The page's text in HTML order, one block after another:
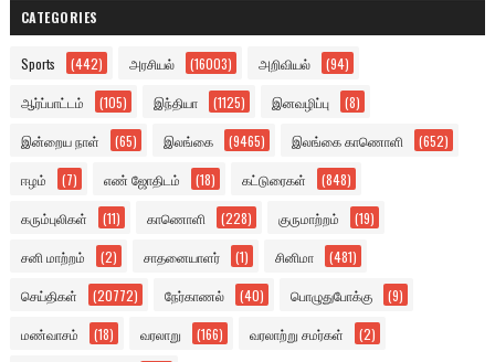
CATEGORIES
Sports (442) அரசியல் (16003) அறிவியல் (94)
ஆர்ப்பாட்டம் (105) இந்தியா (1125) இனவழிப்பு (8)
இன்றைய நாள் (65) இலங்கை (9465) இலங்கை காணொளி (652)
ஈழம் (7) எண் ஜோதிடம் (18) கட்டுரைகள் (848)
கரும்புலிகள் (11) காணொளி (228) குருமாற்றம் (19)
சனி மாற்றம் (2) சாதனையாளர் (1) சினிமா (481)
செய்திகள் (20772) நேர்காணல் (40) பொழுதுபோக்கு (9)
மண்வாசம் (18) வரலாறு (166) வரலாற்று சமர்கள் (2)